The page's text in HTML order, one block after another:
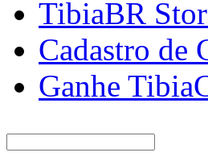
TibiaBR
Cadastro de
Ganhe